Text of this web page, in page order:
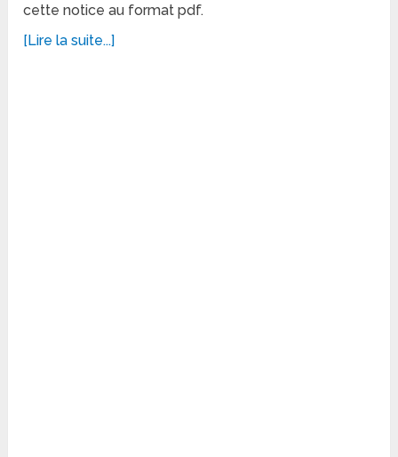
cette notice au format pdf.
[Lire la suite...]